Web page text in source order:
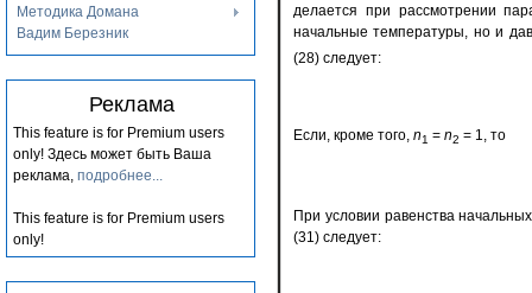
Методика Домана
Вадим Березник
Реклама
This feature is for Premium users
only! Здесь может быть Ваша
реклама, подробнее...
This feature is for Premium users
only!
делается при рассмотрении
начальные температуры, но и
(28) следует:
Если, кроме того, n1 = n2 = 1, то
При условии равенства
(31) следует: